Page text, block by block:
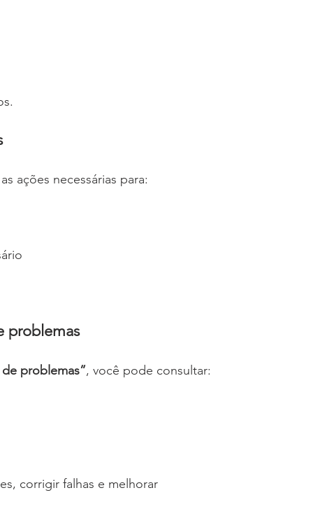
ações necessárias para:
problemas
problemas”, você pode consultar:
corrigir falhas e melhorar